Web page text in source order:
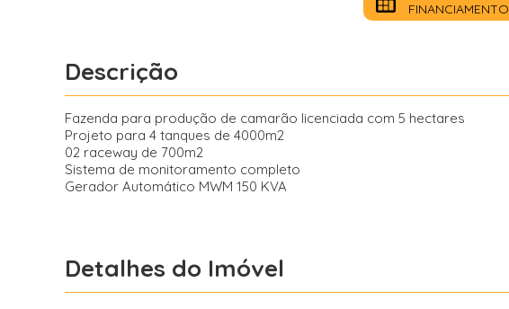
FINANCIAMENTO
Descrição
Fazenda para produção de camarão licenciada com 5 hectares
Projeto para 4 tanques de 4000m2
02 raceway de 700m2
Sistema de monitoramento completo
Gerador Automático MWM 150 KVA
Detalhes do Imóvel